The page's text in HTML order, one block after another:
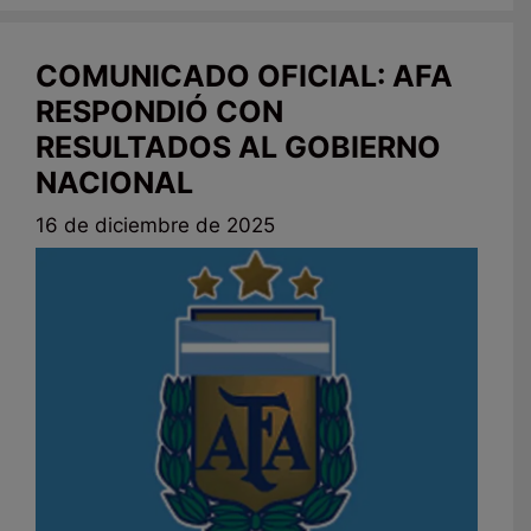
COMUNICADO OFICIAL: AFA
RESPONDIÓ CON
RESULTADOS AL GOBIERNO
NACIONAL
16 de diciembre de 2025